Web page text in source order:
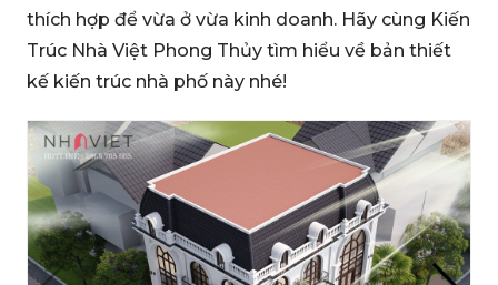
thích hợp để vừa ở vừa kinh doanh. Hãy cùng Kiến
Trúc Nhà Việt Phong Thủy tìm hiểu về bản thiết
kế kiến trúc nhà phố này nhé!